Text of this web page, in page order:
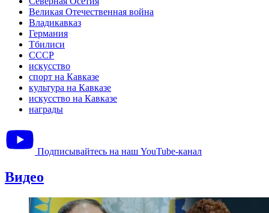
Великая Отечественная война
Владикавказ
Германия
Тбилиси
СССР
искусство
спорт на Кавказе
культура на Кавказе
искусство на Кавказе
награды
Подписывайтесь на наш YouTube-канал
Видео